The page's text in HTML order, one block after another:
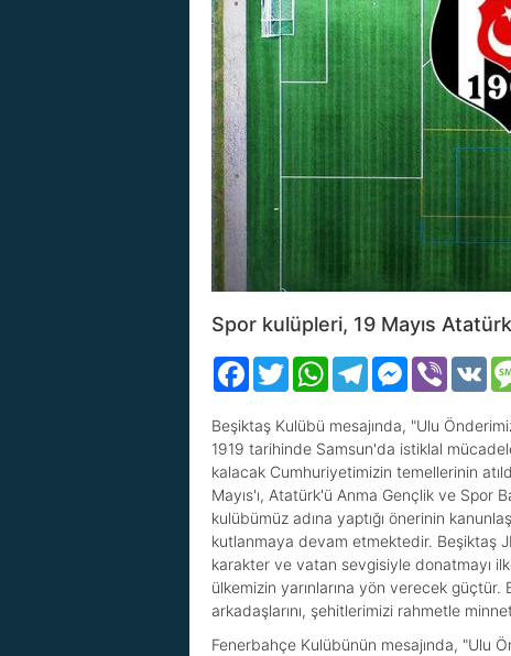
Spor kulüpleri, 19 Mayıs
Facebook
TwitterWhatsAppTelegramMessenger
Viber VK
Beşiktaş Kulübü mesajında, "Ulu
1919 tarihinde Samsun'da istiklal
kalacak Cumhuriyetimizin temellerinin
Mayıs'ı, Atatürk'ü Anma Gençlik ve Spor
kulübümüz adına yaptığı önerinin
kutlanmaya devam etmektedir. Beşiktaş
karakter ve vatan sevgisiyle donatmayı
ülkemizin yarınlarına yön verecek
arkadaşlarını, şehitlerimizi rahmetle
Fenerbahçe Kulübünün mesajında, "Ulu